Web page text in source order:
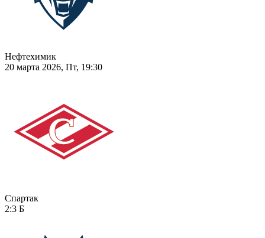
Нефтехимик
20 марта 2026, Пт, 19:30
Спартак
2:3 Б